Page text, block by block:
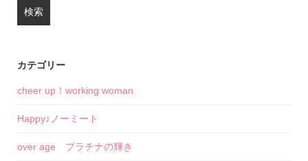
カテゴリー
cheer up！working woman
Happy♪ノーミート
over age プラチナの輝き